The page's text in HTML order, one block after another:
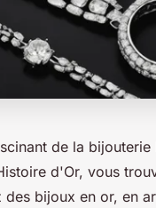
de la
d'Or, vous
bijoux en or, en